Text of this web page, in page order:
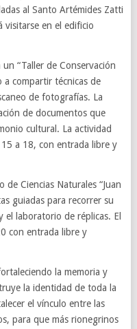
al Santo Artémides Zatti
visitarse en el edificio
“Taller de Conservación
compartir técnicas de
de fotografías. La
de documentos que
cultural. La actividad
a 18, con entrada libre y
de Ciencias Naturales “Juan
guiadas para recorrer su
laboratorio de réplicas. El
con entrada libre y
la memoria y
la identidad de toda la
el vínculo entre las
para que más rionegrinos